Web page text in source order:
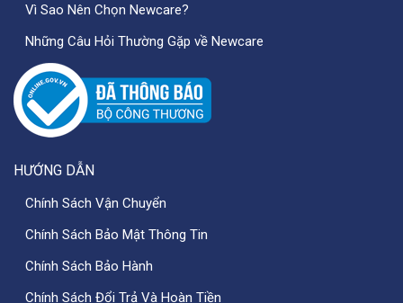
Vì Sao Nên Chọn Newcare?
Những Câu Hỏi Thường Gặp về Newcare
HƯỚNG DẪN
Chính Sách Vận Chuyển
Chính Sách Bảo Mật Thông Tin
Chính Sách Bảo Hành
Chính Sách Đổi Trả Và Hoàn Tiền